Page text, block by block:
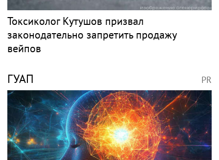
Токсиколог Кутушов призвал
законодательно запретить продажу
вейпов
ГУАП PR